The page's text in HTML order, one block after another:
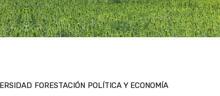
FORESTACIÓN POLÍTICA Y ECONOMÍA